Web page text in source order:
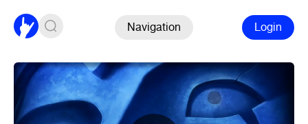
Navigation Login